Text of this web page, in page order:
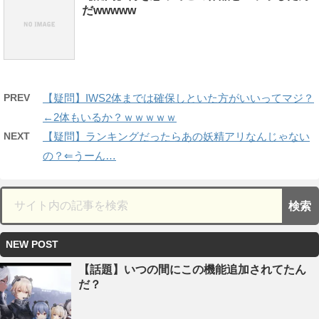
だwwwww
PREV
【疑問】IWS2体までは確保しといた方がいいってマジ？
←2体もいるか？ｗｗｗｗｗ
NEXT
【疑問】ランキングだったらあの妖精アリなんじゃない
の？⇐うーん…
NEW POST
【話題】いつの間にこの機能追加されてたん
だ？